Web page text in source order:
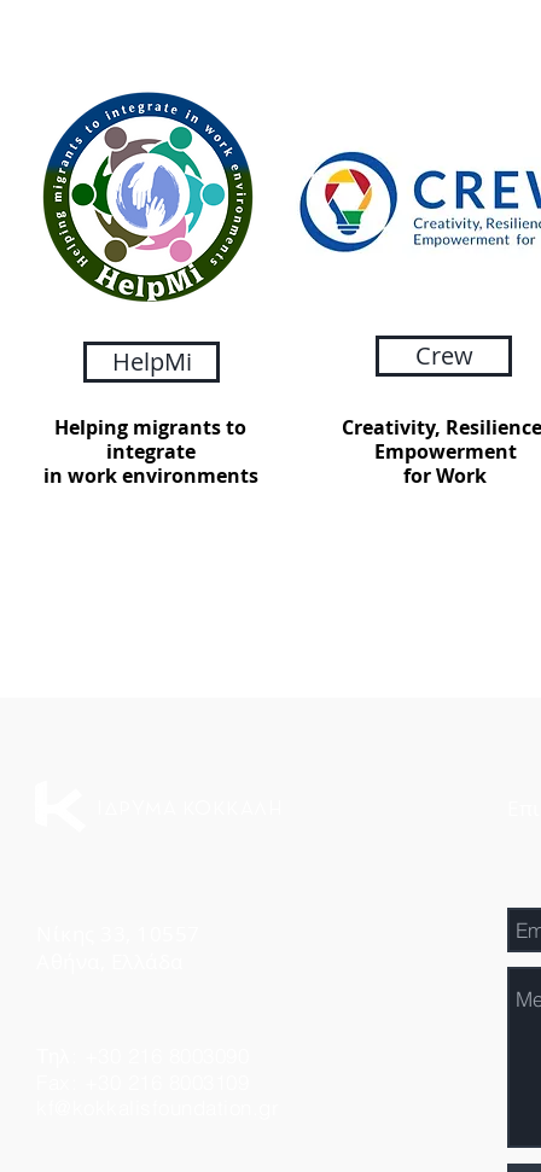
HelpMi
Helping migrants to
integrate
in work environments
Crew
Creativity,
Empowerment
for Work